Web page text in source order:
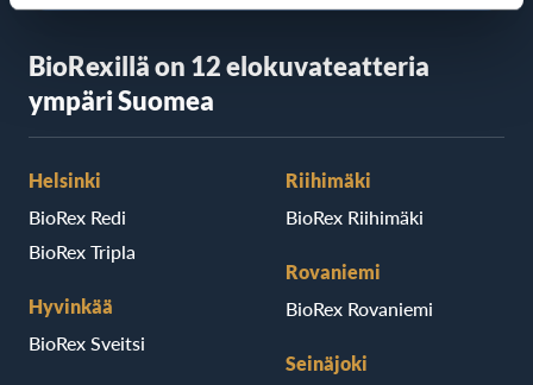
BioRexillä on 12 elokuvateatteria
ympäri Suomea
Helsinki
BioRex Redi
BioRex Tripla
Hyvinkää
BioRex Sveitsi
Riihimäki
BioRex Riihimäki
Rovaniemi
BioRex Rovaniemi
Seinäjoki